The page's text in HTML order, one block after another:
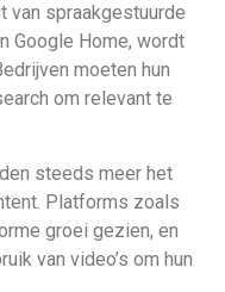
van spraakgestuurde
Google Home, wordt
moeten hun
om relevant te
steeds meer het
Platforms zoals
groei gezien, en
van video’s om hun